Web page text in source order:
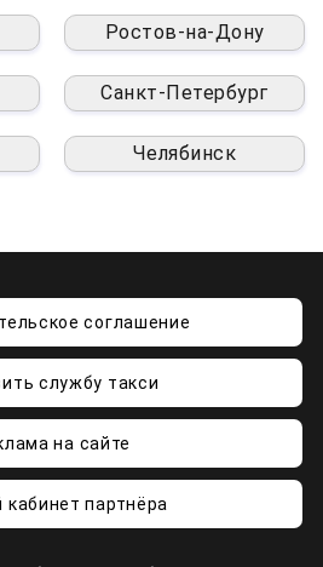
Ростов-на-Дону
Санкт-Петербург
Челябинск
соглашение
службу такси
на сайте
кабинет партнёра